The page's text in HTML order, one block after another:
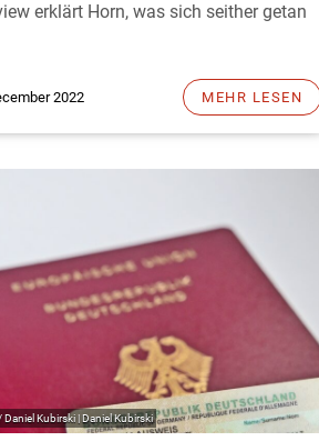
erklärt Horn, was sich seither getan
2022 MEHR LESEN
Daniel Kubirski | Daniel Kubirski